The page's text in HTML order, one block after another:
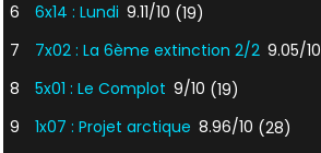
6
6x14 : Lundi 9.11/10 (19)
7
7x02 : La 6ème extinction 2/2 9.05/10
8
5x01 : Le Complot 9/10 (19)
9
1x07 : Projet arctique 8.96/10 (28)